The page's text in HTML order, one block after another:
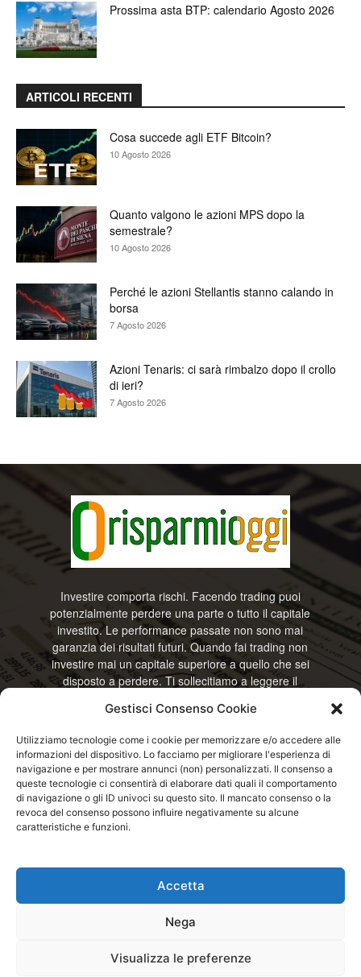
Gestisci Consenso Cookie
Utilizziamo tecnologie come i cookie per memorizzare e/o accedere alle
informazioni del dispositivo. Lo facciamo per migliorare l'esperienza di
navigazione e per mostrare annunci (non) personalizzati. Il consenso a
queste tecnologie ci consentirà di elaborare dati quali il comportamento
di navigazione o gli ID univoci su questo sito. Il mancato consenso o la
revoca del consenso possono influire negativamente su alcune
caratteristiche e funzioni.
Accetta
Nega
Visualizza le preferenze
Prossima asta BTP: calendario Agosto 2026
ARTICOLI RECENTI
Cosa succede agli ETF Bitcoin?
10 Agosto 2026
Quanto valgono le azioni MPS dopo la
semestrale?
10 Agosto 2026
Perché le azioni Stellantis stanno calando in
borsa
7 Agosto 2026
Azioni Tenaris: ci sarà rimbalzo dopo il crollo
di ieri?
7 Agosto 2026
Investire comporta rischi. Facendo trading puoi
potenzialmente perdere una parte o tutto il capitale
investito. Le performance passate non sono mai
garanzia dei risultati futuri. Quando fai trading non
investire mai un capitale superiore a quello che sei
disposto a perdere. Ti sollecitiamo a leggere il
RisparmiOggi non offre alcun genere di consulenza
informazioni riportate. Continuando ad accedere o
a usare questo sito o ogni servizio disponibile
questo sito, dichiari di accettare termini e condizioni
previste. © RisparmiOggi
Contattaci:
Disclaimer / Avviso sui rischi
questo sito si accettano le condizioni previste nel Disclaimer, Cookie e